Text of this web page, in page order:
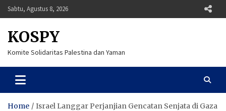
Skip
to
Sabtu, Agustus 8, 2026
KOSPY
Komite Solidaritas Palestina dan Yaman
Home Israel Langgar Perjanjian Gencatan Senjata di Gaza